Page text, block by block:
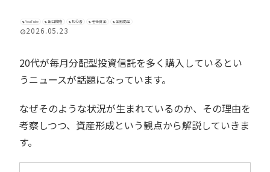
YouTube 出口戦略 初心者 老後資金 金融商品
2026.05.23
20代が毎月分配型投資信託を多く購入しているとい
うニュースが話題になっています。
なぜそのような状況が生まれているのか、その理由を
考察しつつ、資産形成という観点から解説していきま
す。